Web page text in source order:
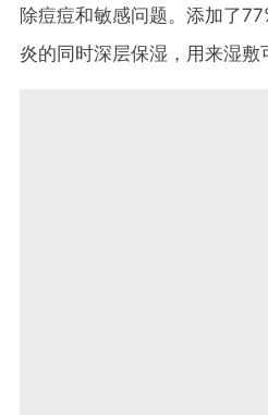
除痘痘和敏感问题。添加了
炎的同时深层保湿，用来湿敷